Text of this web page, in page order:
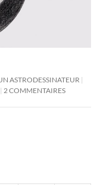
ASTRODESSINATEUR
2 COMMENTAIRES